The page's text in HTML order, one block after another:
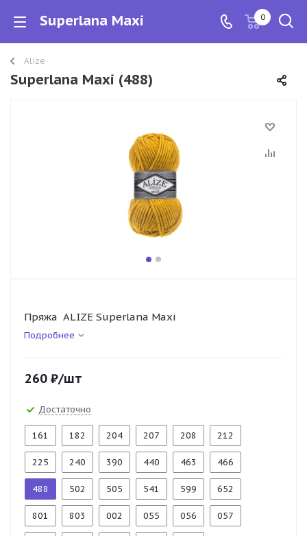
Superlana Maxi 0
Alize
Superlana Maxi (488)
Пряжа ALIZE Superlana Maxi
Подробнее
260 ₽/шт
Достаточно
161 182 204 207 208 212
225 240 390 440 463 466
488 502 505 541 599 652
801 803 002 055 056 057